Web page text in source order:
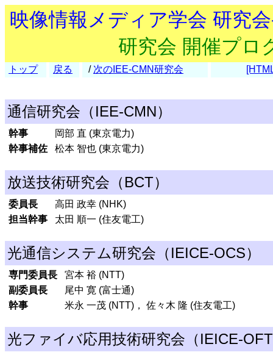
映像情報メディア学会 研究
研究会 開催プロ
トップ 戻る / 次のIEE-CMN研究会
通信研究会（IEE-CMN）
幹事
岡部 直 (東京電力)
幹事補佐
松本 智也 (東京電力)
放送技術研究会（BCT）
委員長
高田 政幸 (NHK)
担当幹事
太田 順一 (住友電工)
光通信システム研究会（IEICE-OCS）
専門委員長
宮本 裕 (NTT)
副委員長
尾中 寛 (富士通)
幹事
米永 一茂 (NTT)， 佐々木 隆 (住友電工)
光ファイバ応用技術研究会（IEICE-